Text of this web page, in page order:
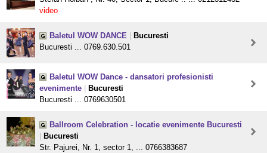
video
Baletul WOW DANCE
Bucuresti
Bucuresti ... 0769.630.501
Baletul WOW Dance - dansatori profesionisti
evenimente
Bucuresti
Bucuresti ... 0769630501
Ballroom Celebration - locatie evenimente Bucuresti
Bucuresti
Str. Pajurei, Nr. 1, sector 1, ... 0766383687